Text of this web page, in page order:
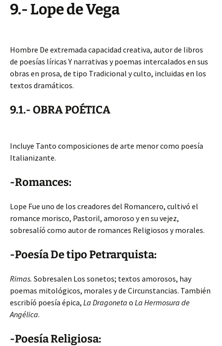
9.- Lope de Vega
Hombre De extremada capacidad creativa, autor de libros
de poesías líricas Y narrativas y poemas intercalados en sus
obras en prosa, de tipo Tradicional y culto, incluidas en los
textos dramáticos.
9.1.- OBRA POÉTICA
Incluye Tanto composiciones de arte menor como poesía
Italianizante.
-Romances:
Lope Fue uno de los creadores del Romancero, cultivó el
romance morisco, Pastoril, amoroso y en su vejez,
sobresalíó como autor de romances Religiosos y morales.
-Poesía De tipo Petrarquista:
Rimas. Sobresalen Los sonetos; textos amorosos, hay
poemas mitológicos, morales y de Circunstancias. También
escribíó poesía épica, La Dragoneta o La Hermosura de
Angélica.
-Poesía Religiosa: